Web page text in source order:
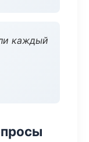
каждый